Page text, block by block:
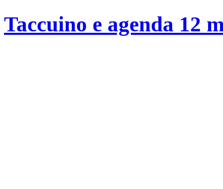
Taccuino e agenda 12